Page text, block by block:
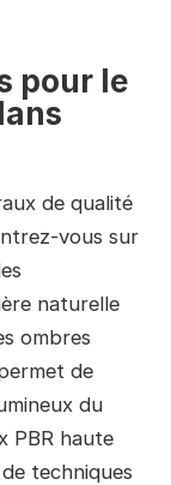
pour le
de qualité
vous sur
naturelle
ombres
de
du
PBR haute
techniques